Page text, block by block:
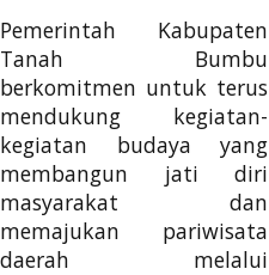
Pemerintah Kabupaten
Tanah Bumbu
berkomitmen untuk terus
mendukung kegiatan-
kegiatan budaya yang
membangun jati diri
masyarakat dan
memajukan pariwisata
daerah melalui